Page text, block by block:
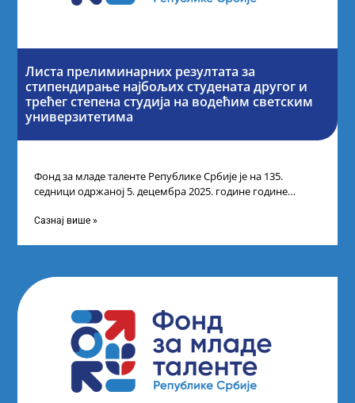
Листа прелиминарних резултата за
стипендирање најбољих студената другог и
трећег степена студија на водећим светским
универзитетима
Фонд за младе таленте Републике Србије је на 135.
седници одржаној 5. децембра 2025. године године
Сазнај више »